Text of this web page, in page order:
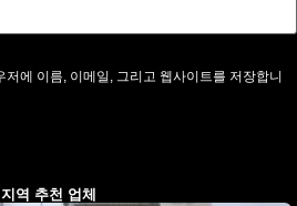
에 이름, 이메일, 그리고 웹사이트를 저장합니
지역 추천 업체